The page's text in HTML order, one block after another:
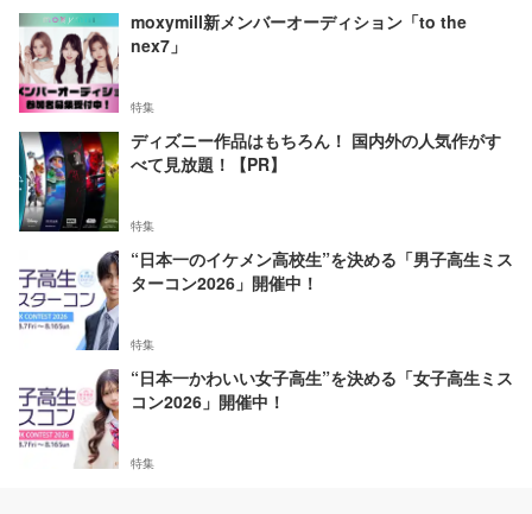
moxymill新メンバーオーディション「to the
nex7」
特集
ディズニー作品はもちろん！ 国内外の人気作がす
べて見放題！【PR】
特集
“日本一のイケメン高校生”を決める「男子高生ミス
ターコン2026」開催中！
特集
“日本一かわいい女子高生”を決める「女子高生ミス
コン2026」開催中！
特集